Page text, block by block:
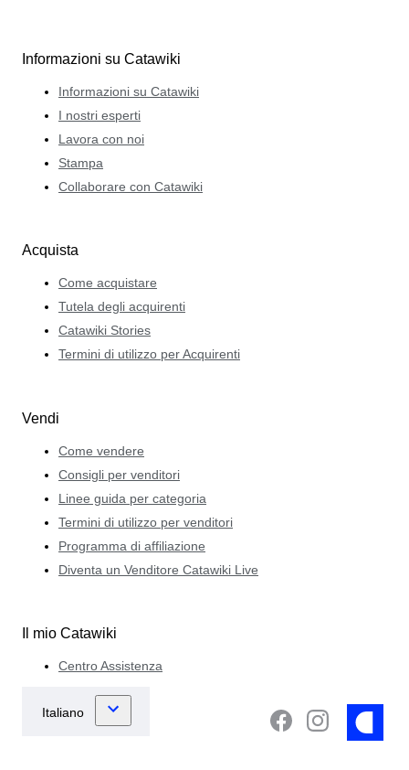
Informazioni su Catawiki
Informazioni su Catawiki
I nostri esperti
Lavora con noi
Stampa
Collaborare con Catawiki
Acquista
Come acquistare
Tutela degli acquirenti
Catawiki Stories
Termini di utilizzo per Acquirenti
Vendi
Come vendere
Consigli per venditori
Linee guida per categoria
Termini di utilizzo per venditori
Programma di affiliazione
Diventa un Venditore Catawiki Live
Il mio Catawiki
Centro Assistenza